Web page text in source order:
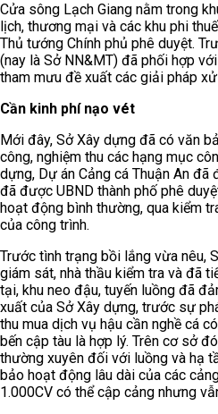
Cửa sông Lạch Giang nằm trong
lịch, thương mại và các khu phi
Thủ tướng Chính phủ phê duyệt.
(nay là Sở NN&MT) đã phối hợp
tham mưu đề xuất các giải pháp xử
Cần kinh phí nạo vét
Mới đây, Sở Xây dựng đã có văn
công, nghiệm thu các hạng mục
dựng, Dự án Cảng cá Thuận An
đã được UBND thành phố phê
hoạt động bình thường, qua kiểm
của công trình.
Trước tình trạng bồi lắng vừa nêu,
giám sát, nhà thầu kiểm tra và đã
tại, khu neo đậu, tuyến luồng đã
xuất của Sở Xây dựng, trước sự
thu mua dịch vụ hậu cần nghề cá
bến cập tàu là hợp lý. Trên cơ sở
thường xuyên đối với luồng và hạ
bảo hoạt động lâu dài của các
1.000CV có thể cập cảng nhưng